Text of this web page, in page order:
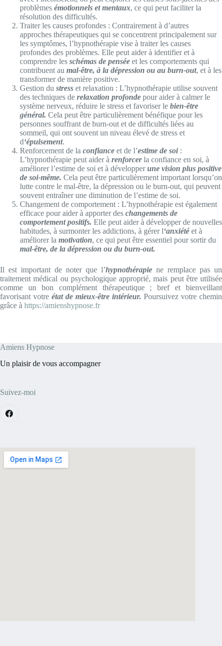
problèmes émotionnels et mentaux, ce qui peut faciliter la
résolution des difficultés.
Traiter les causes profondes : Contrairement à d’autres
approches thérapeutiques qui se concentrent principalement sur
les symptômes, l’hypnothérapie vise à traiter les causes
profondes des problèmes. Elle peut aider à identifier et à
comprendre les schémas de pensée et les comportements qui
contribuent au mal-être, à la dépression ou au burn-out, et à les
transformer de manière positive.
Gestion du stress et relaxation : L’hypnothérapie utilise souvent
des techniques de relaxation profonde pour aider à calmer le
système nerveux, réduire le stress et favoriser le bien-être
général. Cela peut être particulièrement bénéfique pour les
personnes souffrant de burn-out et de difficultés liées au
sommeil, qui ont souvent un niveau élevé de stress et
d‘épuisement.
Renforcement de la confiance et de l’estime de soi:
L’hypnothérapie peut aider à renforcerla confiance en soi, à
améliorer l’estime de soi et à développerune vision plus positive
de soi-même. Cela peut être particulièrement important lorsqu’on
lutte contre le mal-être, la dépression ou le burn-out, qui peuvent
souvent entraîner une diminution de l’estime de soi.
Changement de comportement : L’hypnothérapie est également
efficace pour aider à apporter des changements de
comportement positifs. Elle peut aider à développer de nouvelles
habitudes, à surmonter les addictions, à gérer l‘anxiétéet à
améliorer la motivation, ce qui peut être essentiel pour sortir du
mal-être, de la dépression ou du burn-out.
Il est important de noter que l’hypnothérapie ne remplace pas un
traitement médical ou psychologique approprié, mais peut être utilisée
comme un bon complément thérapeutique ; bref et bienveillant
favorisant votre état de mieux-être intérieur. Poursuivez votre chemin
grâce à https://amienshypnose.fr
Amiens Hypnose
Un plaisir de vous accompagner
Suivez-moi